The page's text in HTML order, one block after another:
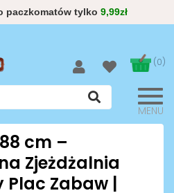
paczkomatów tylko 9,99zł
(0)
MENU
cm –
Zjeżdżalnia
Plac Zabaw |